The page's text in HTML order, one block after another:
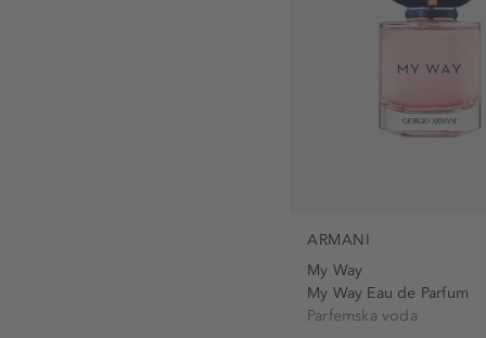
ARMANI
My Way
My Way Eau de Parfum
Parfemska voda